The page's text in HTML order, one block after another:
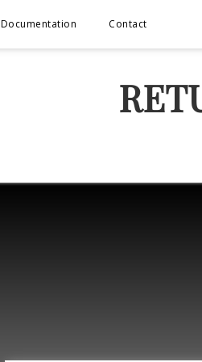
Documentation Contact